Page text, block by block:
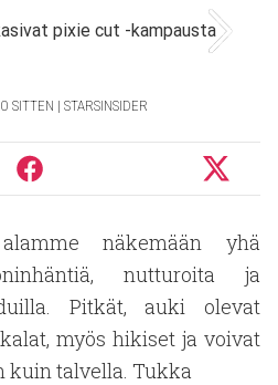
SITTEN | STARSINSIDER
näkemään yhä
nutturoita ja
Pitkät, auki olevat
myös hikiset ja voivat
kuin talvella. Tukka